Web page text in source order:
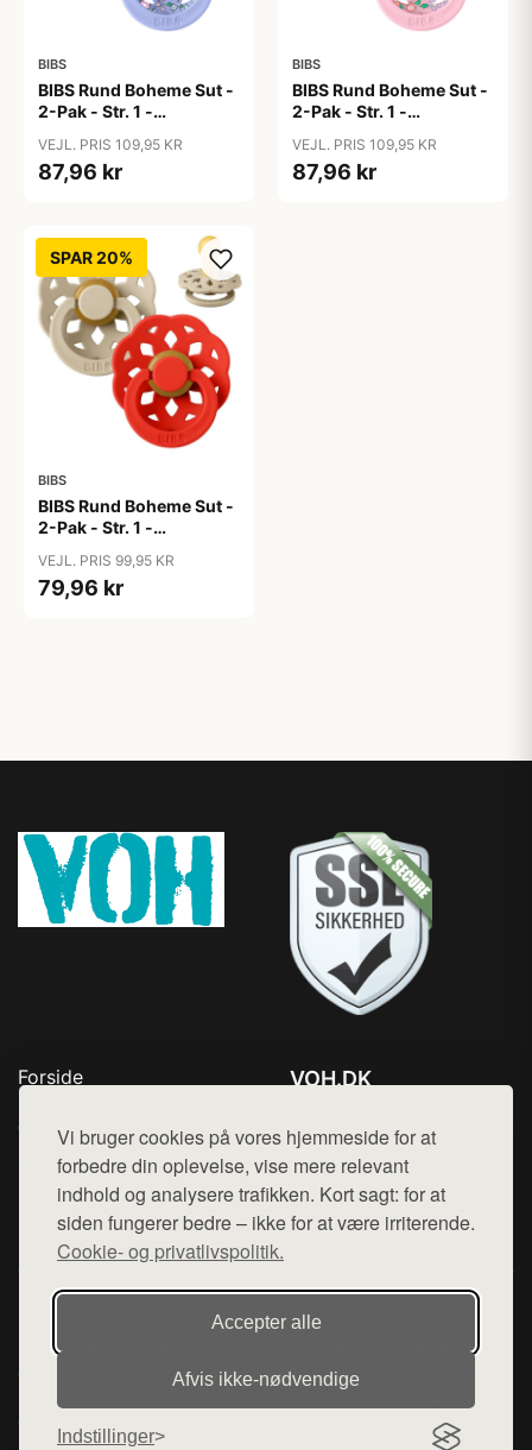
Vi bruger cookies på vores hjemmeside for at
forbedre din oplevelse, vise mere relevant
indhold og analysere trafikken. Kort sagt: for at
siden fungerer bedre – ikke for at være irriterende.
Cookie- og privatlivspolitik.
Accepter alle
Afvis ikke‑nødvendige
Indstillinger
BIBS
BIBS Rund Boheme Sut -
2-Pak - Str. 1 -
Chloe Meadow/Ivory
Mix
VEJL. PRIS 109,95 KR
87,96 kr
BIBS
BIBS Rund Boheme Sut -
2-Pak - Str. 1 -
Oscar Meadow/Blossom
Mix
VEJL. PRIS 109,95 KR
87,96 kr
SPAR 20%
BIBS
BIBS Rund Boheme Sut -
2-Pak - Str. 1 -
Vanilla/Candy Apple
VEJL. PRIS 99,95 KR
79,96 kr
Forside
Top Rabatter
Kontakt
VOH.DK
Mail: hej@want.dk
Cookie- og privatlivspolitik
Denne side er en del af want.dk, der udgiver en række
hjemmesider med præsentation af forskellige produkter fra
diverse webshops. Der sælges ikke varer fra denne side - vi
henviser til de shops, som sælger varen. Vi har heller ikke
varerne på lager.